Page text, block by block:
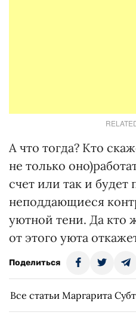
А что тогда? Кто
не только
счет или так и будет
неподдающиеся
уютной тени. Да кто
от этого уюта
Поделиться
Все статьи Маргарита